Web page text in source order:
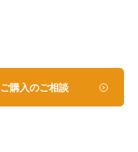
ご購入のご相談